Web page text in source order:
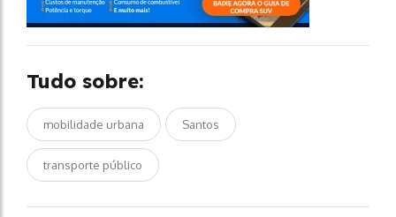
Tudo sobre:
mobilidade urbana Santos
transporte público